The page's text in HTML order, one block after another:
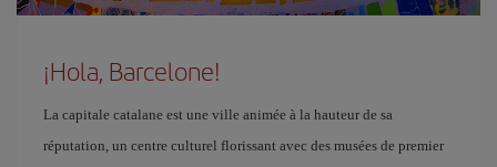
¡Hola, Barcelone!
La capitale catalane est une ville animée à la hauteur de sa
réputation, un centre culturel florissant avec des musées de premier